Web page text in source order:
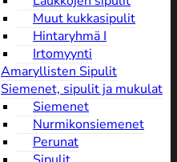
Muut kukkasipulit
Hintaryhmä I
Irtomyynti
Amaryllisten Sipulit
Siemenet, sipulit ja mukulat
Siemenet
Nurmikonsiemenet
Perunat